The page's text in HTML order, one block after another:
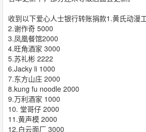
收到以下爱心人士银行转账捐款1.黄氏动漫
2.谢作奇 5000
3.凤凰餐馆2000
4.旺角酒家 3000
5.苏礼彬 2222
6.Jacky li 1000
7.东方山庄 2000
8.kung fu noodle 2000
9.万利酒家 1000
10. 堂哥仔 2000
11.黄声模 2000
12.白云面厂 3000